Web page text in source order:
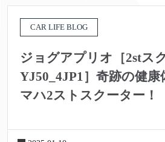
CAR LIFE BLOG
ジョグアプリオ［2stス
YJ50_4JP1］奇跡の健康
マハ2ストスクーター！